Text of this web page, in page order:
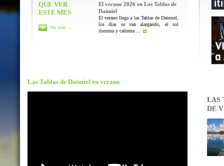
QUE VER
ESTE MES
El verano 2026 en Las Tablas de
Daimiel
El verano llega a las Tablas de Daimiel,
los días se van alargando, el sol
ilumina y calienta ...
Ver más ...
Las Tablas de Daimiel en verano
LAS
DE